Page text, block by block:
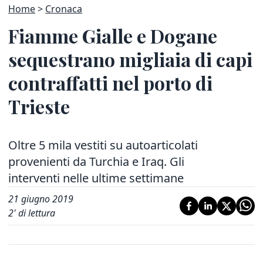
Home Cronaca
Fiamme Gialle e Dogane
sequestrano migliaia di capi
contraffatti nel porto di
Trieste
Oltre 5 mila vestiti su autoarticolati
provenienti da Turchia e Iraq. Gli
interventi nelle ultime settimane
21 giugno 2019
2' di lettura